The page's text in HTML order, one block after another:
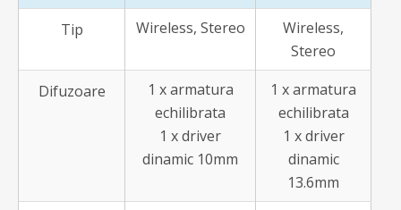
Tip Wireless, Stereo
Wireless,
Stereo
Difuzoare
1 x armatura
echilibrata
1 x driver
dinamic 10mm
1 x armatura
echilibrata
1 x driver
dinamic
13.6mm